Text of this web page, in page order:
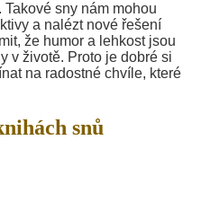
sny nám mohou
a nalézt nové řešení
že humor a lehkost jsou
v životě. Proto je dobré si
na radostné chvíle, které
snů